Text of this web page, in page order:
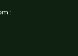
: